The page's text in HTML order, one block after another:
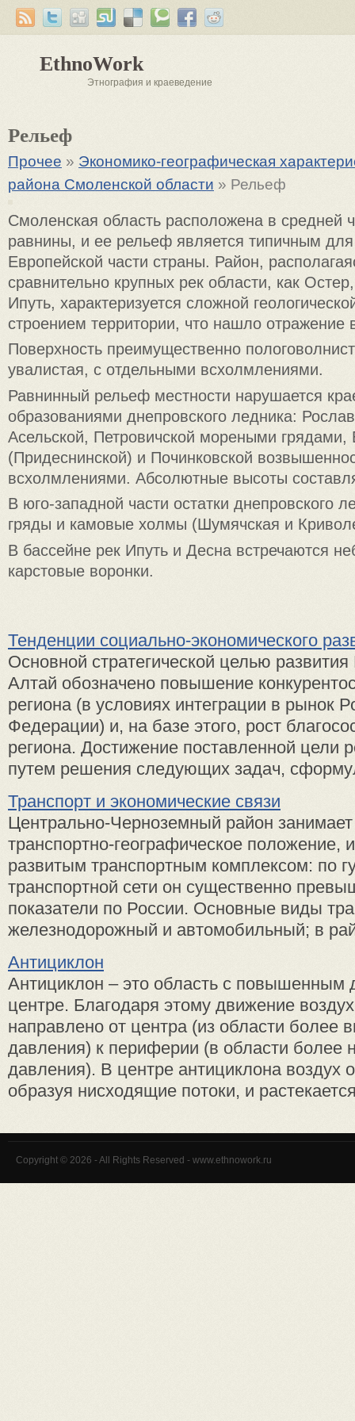
EthnoWork
Этнография и краеведение
Рельеф
Прочее » Экономико-географическая
района Смоленской области » Рельеф
Смоленская область расположена в средней
равнины, и ее рельеф является типичным
Европейской части страны. Район,
сравнительно крупных рек области, как
Ипуть, характеризуется сложной
строением территории, что нашло отражение
Поверхность преимущественно
увалистая, с отдельными всхолмлениями.
Равнинный рельеф местности нарушается
образованиями днепровского ледника:
Асельской, Петровичской мореными грядами,
(Придеснинской) и Починковской
всхолмлениями. Абсолютные высоты
В юго-западной части остатки днепровского
гряды и камовые холмы (Шумячская и
В бассейне рек Ипуть и Десна встречаются
карстовые воронки.
Тенденции социально-экономического
Основной стратегической целью
Алтай обозначено повышение
региона (в условиях интеграции в рынок
Федерации) и, на базе этого, рост
региона. Достижение поставленной цели
путем решения следующих задач,
Транспорт и экономические связи
Центрально-Черноземный район
транспортно-географическое положение,
развитым транспортным комплексом: по
транспортной сети он существенно
показатели по России. Основные виды
железнодорожный и автомобильный; в
Антициклон
Антициклон – это область с повышенным
центре. Благодаря этому движение
направлено от центра (из области более
давления) к периферии (в области более
давления). В центре антициклона воздух
образуя нисходящие потоки, и
Copyright © 2026 - All Rights Reserved - www.ethnowork.ru